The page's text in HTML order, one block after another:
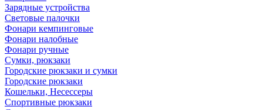
Зарядные устройства
Световые палочки
Фонари кемпинговые
Фонари налобные
Фонари ручные
Сумки, рюкзаки
Городские рюкзаки и сумки
Городские рюкзаки
Кошельки, Несессеры
Спортивные рюкзаки